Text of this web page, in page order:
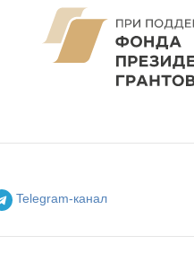
Telegram-канал